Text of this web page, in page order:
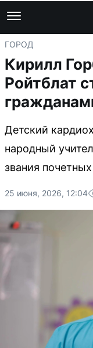
ГОРОД
Кирилл
Ройтблат
Детский
народный
звания
25 июня, 2026, 12:04